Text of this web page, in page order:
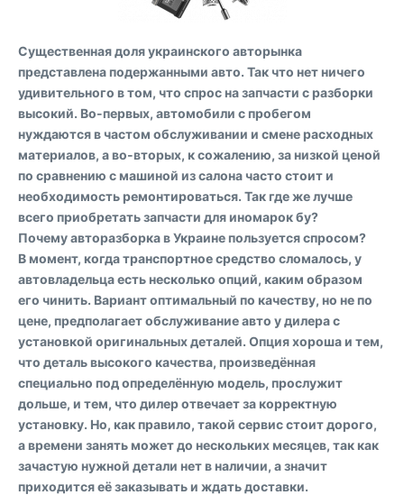
Существенная доля украинского авторынка
представлена подержанными авто. Так что нет ничего
удивительного в том, что спрос на запчасти с разборки
высокий. Во-первых, автомобили с пробегом
нуждаются в частом обслуживании и смене расходных
материалов, а во-вторых, к сожалению, за низкой ценой
по сравнению с машиной из салона часто стоит и
необходимость ремонтироваться. Так где же лучше
всего приобретать запчасти для иномарок бу?
Почему авторазборка в Украине пользуется спросом?
В момент, когда транспортное средство сломалось, у
автовладельца есть несколько опций, каким образом
его чинить. Вариант оптимальный по качеству, но не по
цене, предполагает обслуживание авто у дилера с
установкой оригинальных деталей. Опция хороша и тем,
что деталь высокого качества, произведённая
специально под определённую модель, прослужит
дольше, и тем, что дилер отвечает за корректную
установку. Но, как правило, такой сервис стоит дорого,
а времени занять может до нескольких месяцев, так как
зачастую нужной детали нет в наличии, а значит
приходится её заказывать и ждать доставки.